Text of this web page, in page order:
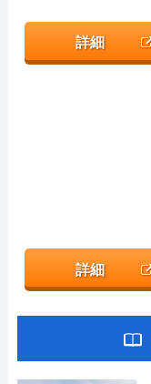
詳細
詳細